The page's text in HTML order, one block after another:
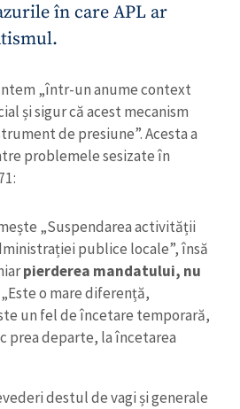
în care APL ar
„într-un anume context
și sigur că acest mecanism
de presiune”. Acesta a
problemele sesizate în
„Suspendarea activității
publice locale”, însă
pierderea mandatului, nu
„Este o mare diferență,
un fel de încetare temporară,
prea departe, la încetarea
destul de vagi și generale